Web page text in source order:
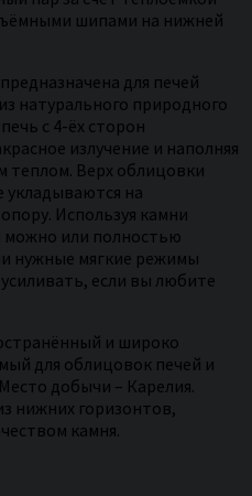
шипами на нижней
для печей
натурального природного
с 4-ёх сторон
излучение и наполняя
теплом. Верх облицовки
укладываются на
Используя камни
можно или полностью
нужные мягкие режимы
если вы любите
и широко
для облицовок печей и
добычи – Карелия.
нижних горизонтов,
камня.